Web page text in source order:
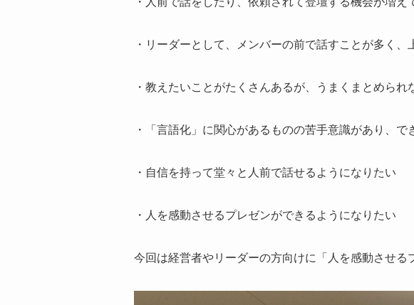
・リーダーとして、メンバーの前で話すことが多く
・教えたいことがたくさんあるが、うまくまとめられ
・「言語化」に関心があるものの苦手意識があり、で
・自信を持って堂々と人前で話せるようになりたい
・人を感動させるプレゼンができるようになりたい
今回は経営者やリーダーの方向けに「人を感動させる